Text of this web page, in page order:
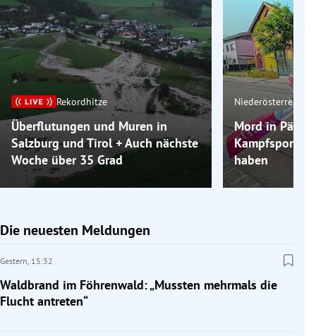
Rekordhitze
Überflutungen und Muren in
Salzburg und Tirol + Auch nächste
Woche über 35 Grad
Niederösterreich
Mord in Pädo-
haben
Die neuesten Meldungen
Gestern, 15:32
Waldbrand im Föhrenwald: „Mussten mehrmals die
Flucht antreten“